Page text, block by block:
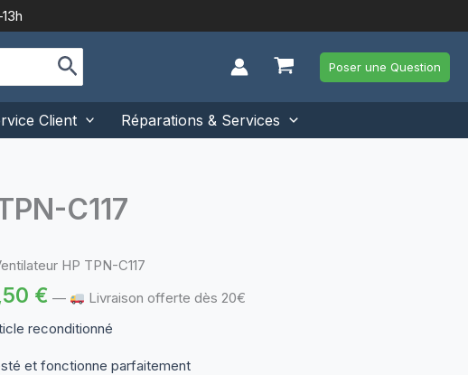
Poser une Question
Client Réparations & Services
C117
HP TPN-C117
€ —
Livraison offerte dès 20€
reconditionné
et fonctionne parfaitement